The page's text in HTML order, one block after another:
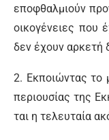
ε­πο­φθαλ­μιούν
οι­κο­γέ­νειες που
δεν έ­χουν αρ­κε­τή
2. Εκ­ποιώ­ντας το
πε­ριου­σί­ας της
ται η τε­λευ­ταί­α